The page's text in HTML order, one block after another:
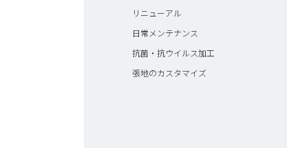
リニューアル
日常メンテナンス
抗菌・抗ウイルス加工
張地のカスタマイズ